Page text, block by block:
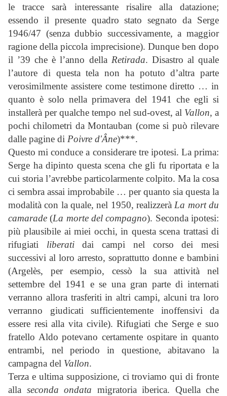
le tracce sarà interessante risalire alla datazione;
essendo il presente quadro stato segnato da Serge
1946/47 (senza dubbio successivamente, a maggior
ragione della piccola imprecisione). Dunque ben dopo
il ’39 che è l’anno della Retirada. Disastro al quale
l’autore di questa tela non ha potuto d’altra parte
verosimilmente assistere come testimone diretto … in
quanto è solo nella primavera del 1941 che egli si
installerà per qualche tempo nel sud-ovest, al Vallon, a
pochi chilometri da Montauban (come si può rilevare
dalle pagine di Poivre d'Âne)***.
Questo mi conduce a considerare tre ipotesi. La prima:
Serge ha dipinto questa scena che gli fu riportata e la
cui storia l’avrebbe particolarmente colpito. Ma la cosa
ci sembra assai improbabile … per quanto sia questa la
modalità con la quale, nel 1950, realizzeràLa mort du
camarade(La morte del compagno). Seconda ipotesi:
più plausibile ai miei occhi, in questa scena trattasi di
rifugiati liberatidai campi nel corso dei mesi
successivi al loro arresto, soprattutto donne e bambini
(Argelès, per esempio, cessò la sua attività nel
settembre del 1941 e se una gran parte di internati
verranno allora trasferiti in altri campi, alcuni tra loro
verranno giudicati sufficientemente inoffensivi da
essere resi alla vita civile). Rifugiati che Serge e suo
fratello Aldo potevano certamente ospitare in quanto
entrambi, nel periodo in questione, abitavano la
campagna del Vallon.
Terza e ultima supposizione, ci troviamo qui di fronte
alla seconda ondata migratoria iberica. Quella che